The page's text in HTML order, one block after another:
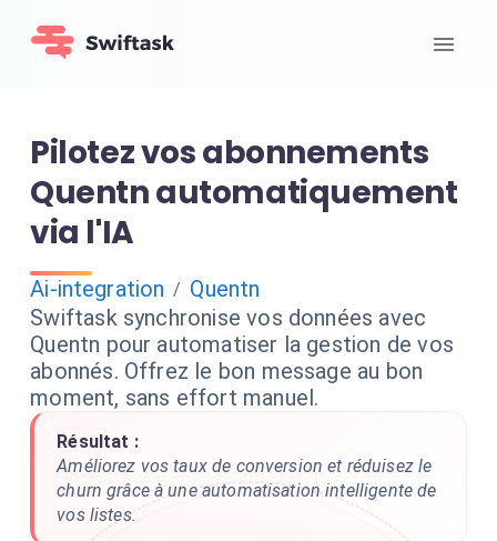
Pilotez vos abonnements
Quentn automatiquement
via l'IA
Ai-integration / Quentn
Swiftask synchronise vos données avec
Quentn pour automatiser la gestion de vos
abonnés. Offrez le bon message au bon
moment, sans effort manuel.
Résultat :
Améliorez vos taux de conversion et réduisez le
churn grâce à une automatisation intelligente de
vos listes.